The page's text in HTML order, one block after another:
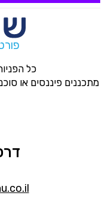
כל
מתכננים פיננסים או